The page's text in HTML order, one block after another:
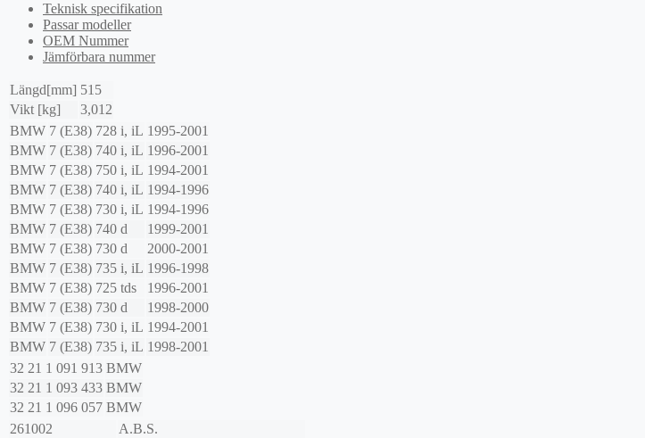
Teknisk specifikation
Passar modeller
OEM Nummer
Jämförbara nummer
Längd[mm] 515
Vikt [kg]
3,012
BMW 7 (E38) 728 i, iL 1995-2001
BMW 7 (E38) 740 i, iL 1996-2001
BMW 7 (E38) 750 i, iL 1994-2001
BMW 7 (E38) 740 i, iL 1994-1996
BMW 7 (E38) 730 i, iL 1994-1996
BMW 7 (E38) 740 d
1999-2001
BMW 7 (E38) 730 d
2000-2001
BMW 7 (E38) 735 i, iL 1996-1998
BMW 7 (E38) 725 tds
1996-2001
BMW 7 (E38) 730 d
1998-2000
BMW 7 (E38) 730 i, iL 1994-2001
BMW 7 (E38) 735 i, iL 1998-2001
32 21 1 091 913 BMW
32 21 1 093 433 BMW
32 21 1 096 057 BMW
261002
A.B.S.